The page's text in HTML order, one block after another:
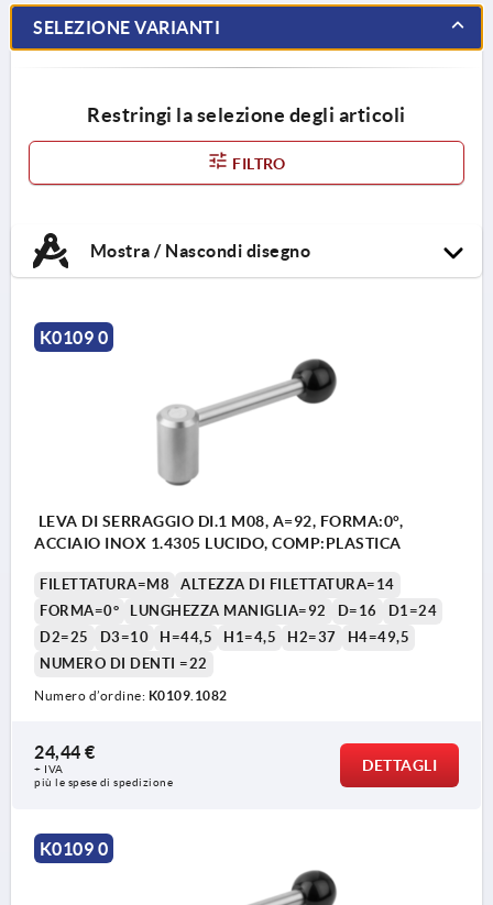
SELEZIONE VARIANTI
Restringi la selezione degli articoli
FILTRO
Mostra / Nascondi disegno
K0109 0
LEVA DI SERRAGGIO DI.1 M08, A=92, FORMA:0°,
ACCIAIO INOX 1.4305 LUCIDO, COMP:PLASTICA
FILETTATURA=M8
ALTEZZA DI FILETTATURA=14
FORMA=0°
LUNGHEZZA MANIGLIA=92 D=16
D1=24
D2=25
D3=10 H=44,5 H1=4,5 H2=37
H4=49,5
NUMERO DI DENTI =22
Numero d’ordine: K0109.1082
24,44 €
+ IVA
più le spese di spedizione
DETTAGLI
K0109 0